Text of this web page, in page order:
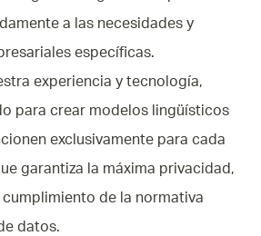
a las necesidades y
específicas.
experiencia y tecnología,
para crear modelos lingüísticos
exclusivamente para cada
garantiza la máxima privacidad,
de la normativa
datos.